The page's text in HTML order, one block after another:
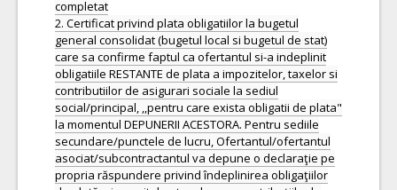
completat
2. Certificat privind plata obligatiilor la bugetul
general consolidat (bugetul local si bugetul de stat)
care sa confirme faptul ca ofertantul si-a indeplinit
obligatiile RESTANTE de plata a impozitelor, taxelor si
contributiilor de asigurari sociale la sediul
social/principal, ,,pentru care exista obligatii de plata"
la momentul DEPUNERII ACESTORA. Pentru sediile
secundare/punctele de lucru, Ofertantul/ofertantul
asociat/subcontractantul va depune o declaraţie pe
propria răspundere privind îndeplinirea obligaţiilor